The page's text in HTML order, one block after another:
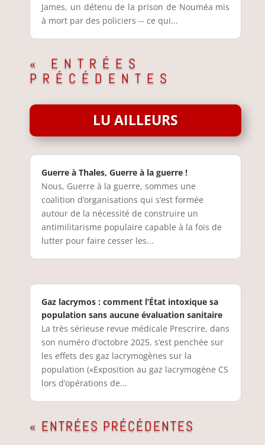
James, un détenu de la prison de Nouméa mis
à mort par des policiers -- ce qui...
« ENTRÉES
PRÉCÉDENTES
LU AILLEURS
Guerre à Thales, Guerre à la guerre !
Nous, Guerre à la guerre, sommes une
coalition d’organisations qui s’est formée
autour de la nécessité de construire un
antimilitarisme populaire capable à la fois de
lutter pour faire cesser les...
Gaz lacrymos : comment l’État intoxique sa
population sans aucune évaluation sanitaire
La très sérieuse revue médicale Prescrire, dans
son numéro d’octobre 2025, s’est penchée sur
les effets des gaz lacrymogènes sur la
population («Exposition au gaz lacrymogène CS
lors d’opérations de...
« ENTRÉES PRÉCÉDENTES